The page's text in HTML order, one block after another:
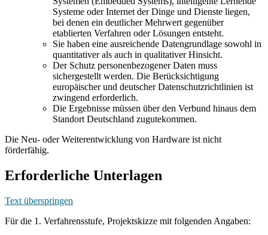
Systeme oder Internet der Dinge und Dienste liegen,
bei denen ein deutlicher Mehrwert gegenüber
etablierten Verfahren oder Lösungen entsteht.
Sie haben eine ausreichende Datengrundlage sowohl in
quantitativer als auch in qualitativer Hinsicht.
Der Schutz personenbezogener Daten muss
sichergestellt werden. Die Berücksichtigung
europäischer und deutscher Datenschutzrichtlinien ist
zwingend erforderlich.
Die Ergebnisse müssen über den Verbund hinaus dem
Standort Deutschland zugutekommen.
Die Neu- oder Weiterentwicklung von Hardware ist nicht
förderfähig.
Erforderliche Unterlagen
Text überspringen
Für die 1. Verfahrensstufe, Projektskizze mit folgenden Angaben: